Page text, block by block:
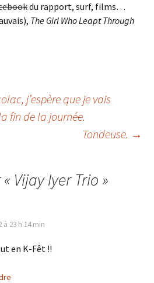
du rapport, surf, films…
The Girl Who Leapt Through
j’espère que je vais
fin de la journée.
Tondeuse. →
Vijay Iyer Trio»
à 23 h 14 min
en K-Fêt !!